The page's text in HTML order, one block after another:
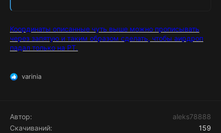
Координаты описанные чуть выше можно прописывать
через запятую и таким образом сделать, чтобы аирдроп
падал только на РТ.
Р
ц
и
varinia
Автор
aleks78888
Скачиваний
159